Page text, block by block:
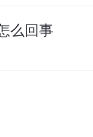
么回事